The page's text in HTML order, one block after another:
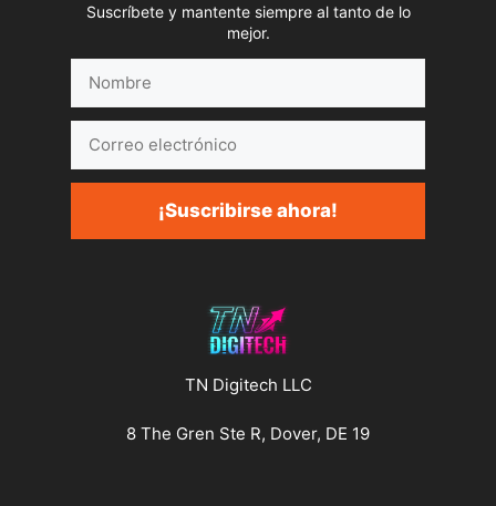
Suscríbete y mantente siempre al tanto de lo
mejor.
electrónico
¡Suscribirse ahora!
TN Digitech LLC
8 The Gren Ste R, Dover, DE 19